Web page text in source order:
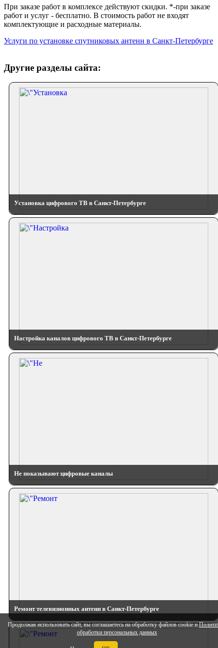
Продолжая использовать сайт, вы соглашаетесь на обработку файлов cookie и
обработки персональных данных
При заказе работ в комплексе действуют скидки. *-при заказе
работ и услуг - бесплатно. В стоимость работ не входят
комплектующие и расходные материалы.
Услуги по установке спутниковых антенн в Санкт-Петербурге
Другие разделы сайта:
Установка цифрового ТВ в Санкт-Петербурге
Настройка каналов цифрового ТВ в Санкт-Петербурге
Не показывают цифровые каналы
Ремонт телевизионных антенн в Санкт-Петербурге